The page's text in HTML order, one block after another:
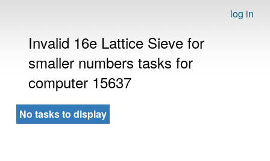
log in
Invalid 16e Lattice Sieve for
smaller numbers tasks for
computer 15637
No tasks to display